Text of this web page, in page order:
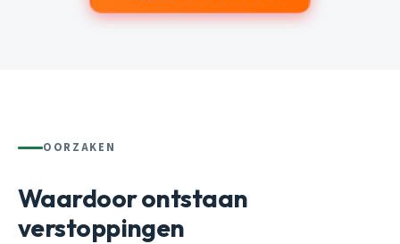
OORZAKEN
Waardoor ontstaan
verstoppingen